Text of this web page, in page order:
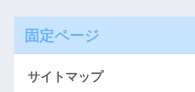
固定ページ
サイトマップ